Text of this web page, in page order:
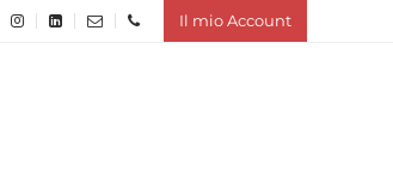
Il mio Account